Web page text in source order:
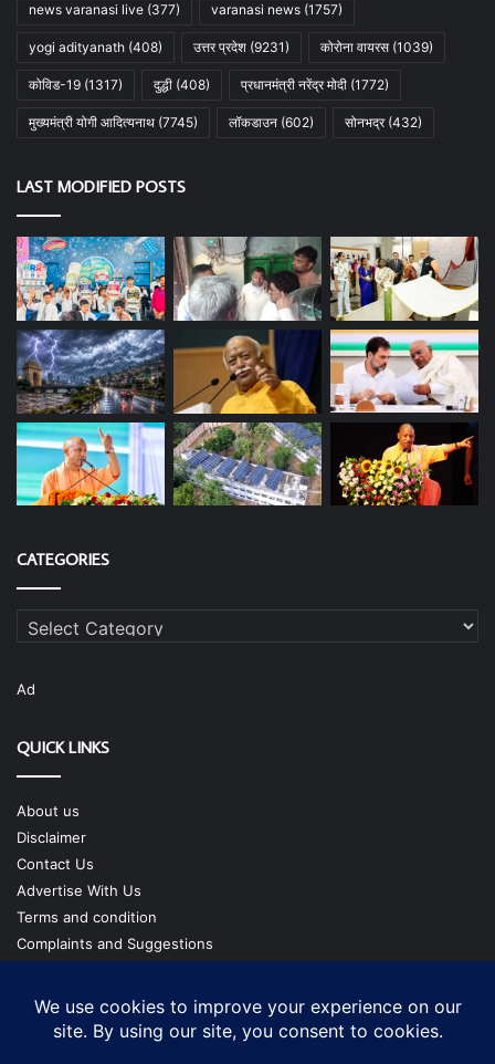
news varanasi live (377) varanasi news (1757)
yogi adityanath (408) उत्तर प्रदेश (9231) कोरोना वायरस (1039)
कोविड-19 (1317) दुद्धी (408) प्रधानमंत्री नरेंद्र मोदी (1772)
मुख्यमंत्री योगी आदित्यनाथ (7745) लॉकडाउन (602) सोनभद्र(432)
LAST MODIFIED POSTS
CATEGORIES
Categories
Ad
QUICK LINKS
About us
Disclaimer
Contact Us
Advertise With Us
Terms and condition
Complaints and Suggestions
Our Team